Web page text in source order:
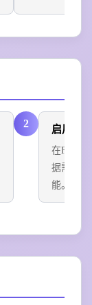
2 启用
在Figma
据需要
能。